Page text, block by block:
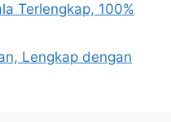
Terlengkap, 100%
Lengkap dengan